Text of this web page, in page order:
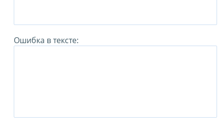
Ошибка в тексте: